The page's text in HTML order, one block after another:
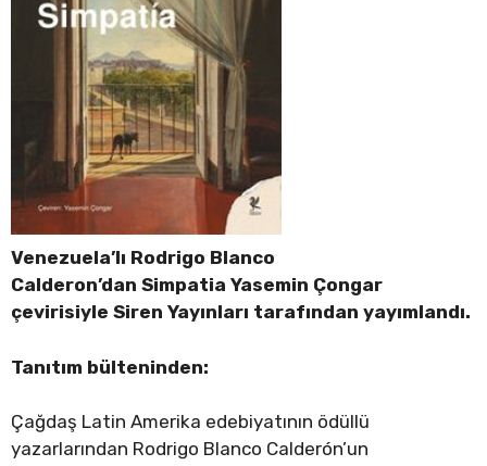
Venezuela’lı Rodrigo Blanco
Calderon’dan Simpatia Yasemin Çongar
çevirisiyle Siren Yayınları tarafından yayımlandı.
Tanıtım bülteninden:
Çağdaş Latin Amerika edebiyatının ödüllü
yazarlarından Rodrigo Blanco Calderón’un